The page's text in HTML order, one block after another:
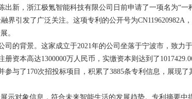
，浙江极氪智能科技有限公司日前申请了一项名为“一
引发了广泛关注。这项专利的公开号为CN119620982A，
。
背景。这家成立于2021年的公司坐落于宁波市，致力
资本高达1300000万人民币，实缴资本则达到了
与了170次招投标项目，积累了3885条专利信息，展现
对象信息，符合未来智能生活的发展趋势。专利摘要中